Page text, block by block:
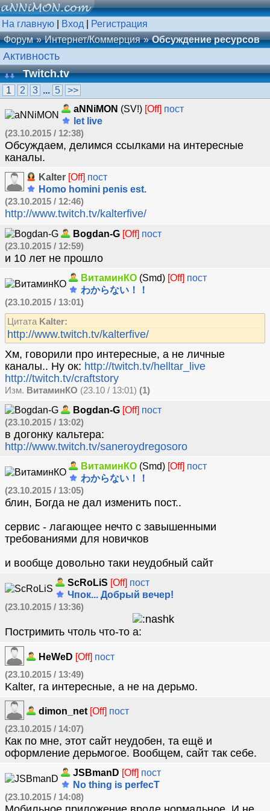
На главную Вход
Регистрация
Форум
Интернет/Коммерция Обсуждение ресурсов
Активность
Twitch.tv
1 2 3 ... 5
>>
aNNiMON (SV!) [Off] пост
let live
(23.10.2015 / 12:38)
Обсуждаем, делимся ссылками на интересные
каналы.
Kalter [Off] пост
Homo homini penis est.
(23.10.2015 / 12:46)
http://www.twitch.tv/kalterfive/
Bogdan-G [Off] пост
(23.10.2015 / 12:59)
и 10 лет не прошло
ВитаминКО (Smd) [Off] пост
わからない！！
(23.10.2015 / 13:01)
Цитата Kalter:
http://www.twitch.tv/kalterfive/
Хм, говорили про интересные, а не личные
каналы.. Ну ок: http://twitch.tv/helltar_live
http://twitch.tv/craftstory
Изм. ВитаминКО (23.10 / 13:01) (1)
Bogdan-G [Off] пост
(23.10.2015 / 13:02)
в догонку кальтера:
http://www.twitch.tv/saneroydregosoro
ВитаминКО (Smd) [Off] пост
わからない！！
(23.10.2015 / 13:05)
блин, Богда не дал изменить пост..
сервис - лагающее нечто с завышенными
требованиями для новичков
и вообще довольно таки неудобный сайт
ScRoLiS [Off] пост
Чпок... Добрый вечер!
(23.10.2015 / 13:36)
Постримить чтоль что-то
HeWeD [Off] пост
(23.10.2015 / 13:49)
Kalter, га интересные, а не на дерьмо.
dimon_net [Off] пост
(23.10.2015 / 14:07)
Как по мне, этот сайт неудобен, та ещё и
оформление дерьмогое. Вообщем, сайт так себе.
JSBmanD [Off] пост
No thing is perfecT
(23.10.2015 / 14:08)